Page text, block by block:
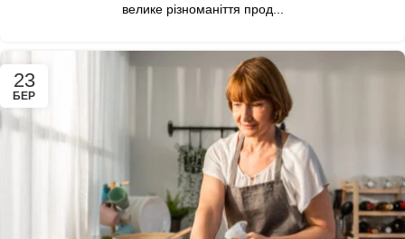
велике різноманіття прод...
23
БЕР